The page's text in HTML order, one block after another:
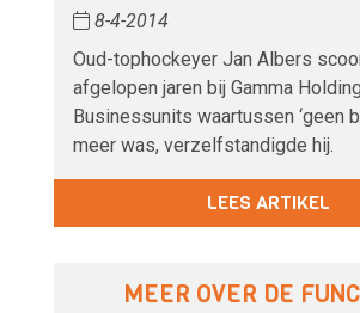
8-4-2014
Oud-tophockeyer Jan Albers
afgelopen jaren bij Gamma
Businessunits waartussen ‘geen
meer was, verzelfstandigde hij.
LEES ARTIKEL
MEER OVER DE